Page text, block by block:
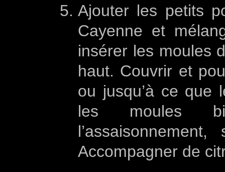
Ajouter les petits
Cayenne et
insérer les moules
haut. Couvrir et
ou jusqu’à ce que
les moules
Accompagner de